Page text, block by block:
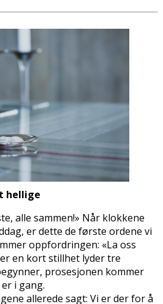
hellige
alle sammen!» Når klokkene
er dette de første ordene vi
oppfordringen: «La oss
en kort stillhet lyder tre
prosesjonen kommer
i gang.
allerede sagt: Vi er der for å